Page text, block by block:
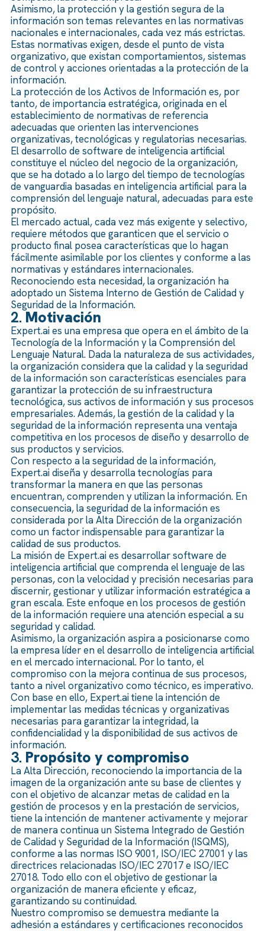
Asimismo, la protección y la gestión segura de la
información son temas relevantes en las normativas
nacionales e internacionales, cada vez más estrictas.
Estas normativas exigen, desde el punto de vista
organizativo, que existan comportamientos, sistemas
de control y acciones orientadas a la protección de la
información.
La protección de los Activos de Información es, por
tanto, de importancia estratégica, originada en el
establecimiento de normativas de referencia
adecuadas que orienten las intervenciones
organizativas, tecnológicas y regulatorias necesarias.
El desarrollo de software de inteligencia artificial
constituye el núcleo del negocio de la organización,
que se ha dotado a lo largo del tiempo de tecnologías
de vanguardia basadas en inteligencia artificial para la
comprensión del lenguaje natural, adecuadas para este
propósito.
El mercado actual, cada vez más exigente y selectivo,
requiere métodos que garanticen que el servicio o
producto final posea características que lo hagan
fácilmente asimilable por los clientes y conforme a las
normativas y estándares internacionales.
Reconociendo esta necesidad, la organización ha
adoptado un Sistema Interno de Gestión de Calidad y
Seguridad de la Información.
2.Motivación
Expert.ai es una empresa que opera en el ámbito de la
Tecnología de la Información y la Comprensión del
Lenguaje Natural. Dada la naturaleza de sus actividades,
la organización considera que la calidad y la seguridad
de la información son características esenciales para
garantizar la protección de su infraestructura
tecnológica, sus activos de información y sus procesos
empresariales. Además, la gestión de la calidad y la
seguridad de la información representa una ventaja
competitiva en los procesos de diseño y desarrollo de
sus productos y servicios.
Con respecto a la seguridad de la información,
Expert.ai diseña y desarrolla tecnologías para
transformar la manera en que las personas
encuentran, comprenden y utilizan la información. En
consecuencia, la seguridad de la información es
considerada por la Alta Dirección de la organización
como un factor indispensable para garantizar la
calidad de sus productos.
La misión de Expert.ai es desarrollar software de
inteligencia artificial que comprenda el lenguaje de las
personas, con la velocidad y precisión necesarias para
discernir, gestionar y utilizar información estratégica a
gran escala. Este enfoque en los procesos de gestión
de la información requiere una atención especial a su
seguridad y calidad.
Asimismo, la organización aspira a posicionarse como
la empresa líder en el desarrollo de inteligencia artificial
en el mercado internacional. Por lo tanto, el
compromiso con la mejora continua de sus procesos,
tanto a nivel organizativo como técnico, es imperativo.
Con base en ello, Expert.ai tiene la intención de
implementar las medidas técnicas y organizativas
necesarias para garantizar la integridad, la
confidencialidad y la disponibilidad de sus activos de
información.
3. Propósito y compromiso
La Alta Dirección, reconociendo la importancia de la
imagen de la organización ante su base de clientes y
con el objetivo de alcanzar metas de calidad en la
gestión de procesos y en la prestación de servicios,
tiene la intención de mantener activamente y mejorar
de manera continua un Sistema Integrado de Gestión
de Calidad y Seguridad de la Información (ISQMS),
conforme a las normas ISO 9001, ISO/IEC 27001 y las
directrices relacionadas ISO/IEC 27017 e ISO/IEC
27018. Todo ello con el objetivo de gestionar la
organización de manera eficiente y eficaz,
garantizando su continuidad.
Nuestro compromiso se demuestra mediante la
adhesión a estándares y certificaciones reconocidos